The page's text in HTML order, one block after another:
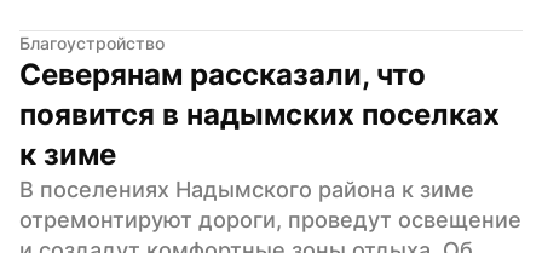
Благоустройство
Северянам рассказали, что
появится в надымских поселках
к зиме
В поселениях Надымского района к зиме
отремонтируют дороги, проведут освещение